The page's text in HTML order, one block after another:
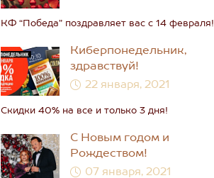
КФ “Победа” поздравляет вас с 14 февраля!
Киберпонедельник,
здравствуй!
22 января, 2021
Скидки 40% на все и только 3 дня!
С Новым годом и
Рождеством!
07 января, 2021